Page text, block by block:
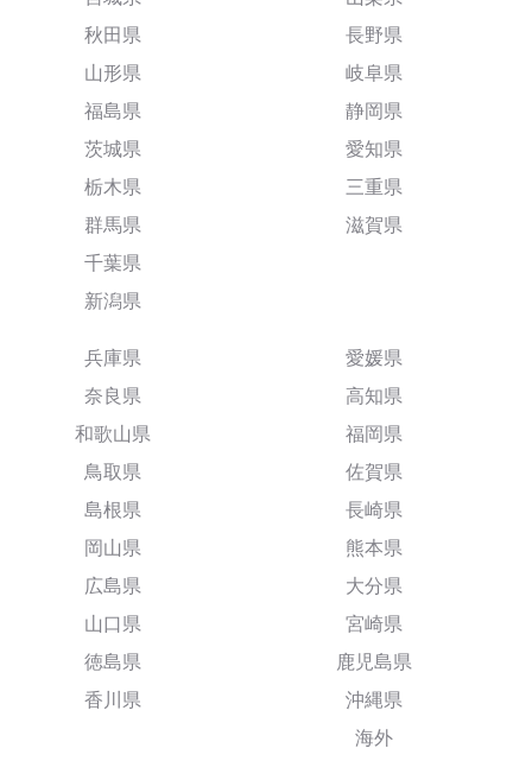
秋田県
山形県
福島県
茨城県
栃木県
群馬県
千葉県
新潟県
長野県
岐阜県
静岡県
愛知県
三重県
滋賀県
兵庫県
奈良県
和歌山県
鳥取県
島根県
岡山県
広島県
山口県
徳島県
香川県
愛媛県
高知県
福岡県
佐賀県
長崎県
熊本県
大分県
宮崎県
鹿児島県
沖縄県
海外